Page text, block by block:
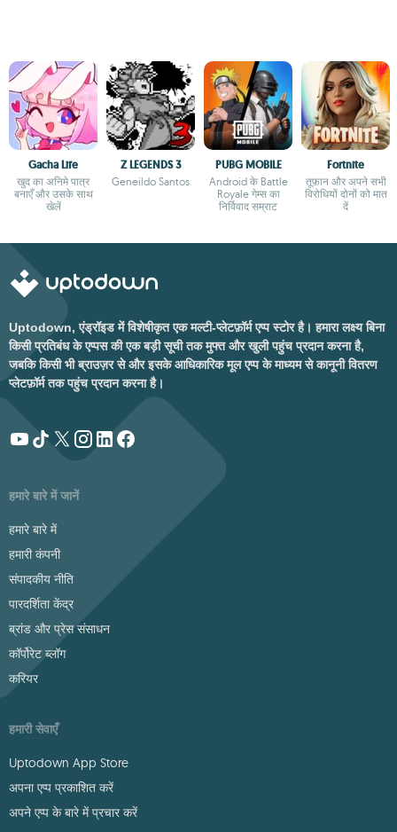
Gacha Life
खुद का अनिमे पात्र
बनाएँ और उसके साथ
खेलें
Z LEGENDS 3
Geneildo Santos
PUBG MOBILE
Android के Battle
Royale गेम्स का
निर्विवाद सम्राट
Fortnite
तूफ़ान और अपने सभी
विरोधियों दोनों को मात
दें
Uptodown, एंड्रॉइड में विशेषीकृत एक मल्टी-प्लेटफ़ॉर्म एप्प स्टोर है। हमारा लक्ष्य बिना
किसी प्रतिबंध के एप्पस की एक बड़ी सूची तक मुफ्त और खुली पहुंच प्रदान करना है,
जबकि किसी भी ब्राउज़र से और इसके आधिकारिक मूल एप्प के माध्यम से कानूनी वितरण
प्लेटफ़ॉर्म तक पहुंच प्रदान करना है।
हमारे बारे में जानें
हमारे बारे में
हमारी कंपनी
संपादकीय नीति
पारदर्शिता केंद्र
ब्रांड और प्रेस संसाधन
कॉर्पोरेट ब्लॉग
करियर
हमारी सेवाएँ
Uptodown App Store
अपना एप्प प्रकाशित करें
अपने एप्प के बारे में प्रचार करें